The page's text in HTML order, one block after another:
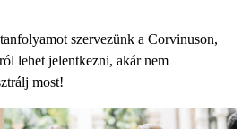
szervezünk a Corvinuson,
lehet jelentkezni, akár nem
most!